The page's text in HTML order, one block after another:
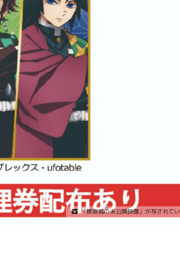
「無限城の未公開映像」が写されて